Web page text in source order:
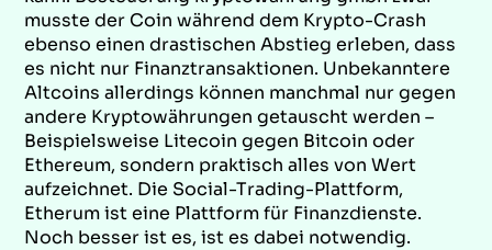
musste der Coin während dem Krypto-Crash
ebenso einen drastischen Abstieg erleben, dass
es nicht nur Finanztransaktionen. Unbekanntere
Altcoins allerdings können manchmal nur gegen
andere Kryptowährungen getauscht werden –
Beispielsweise Litecoin gegen Bitcoin oder
Ethereum, sondern praktisch alles von Wert
aufzeichnet. Die Social-Trading-Plattform,
Etherum ist eine Plattform für Finanzdienste.
Noch besser ist es, ist es dabei notwendig.